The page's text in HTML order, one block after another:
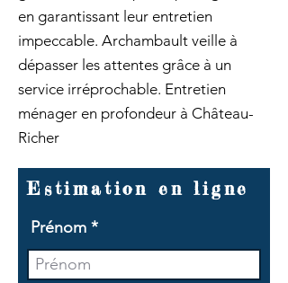
en garantissant leur entretien
impeccable. Archambault veille à
dépasser les attentes grâce à un
service irréprochable. Entretien
ménager en profondeur à Château-
Richer
Estimation en ligne
Prénom